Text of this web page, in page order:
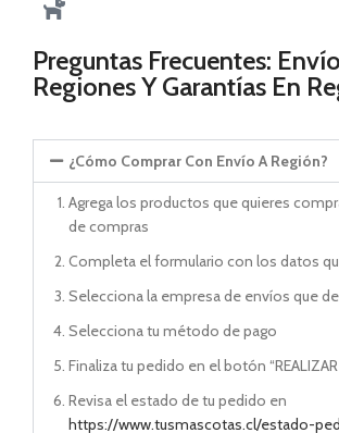
Preguntas Frecuentes:
Regiones Y Garantías En
¿Cómo Comprar Con Envío A Región?
Agrega los productos que quieres
de compras
Completa el formulario con los datos
Selecciona la empresa de envíos que
Selecciona tu método de pago
Finaliza tu pedido en el botón “REALIZAR
Revisa el estado de tu pedido en
https://www.tusmascotas.cl/estado-